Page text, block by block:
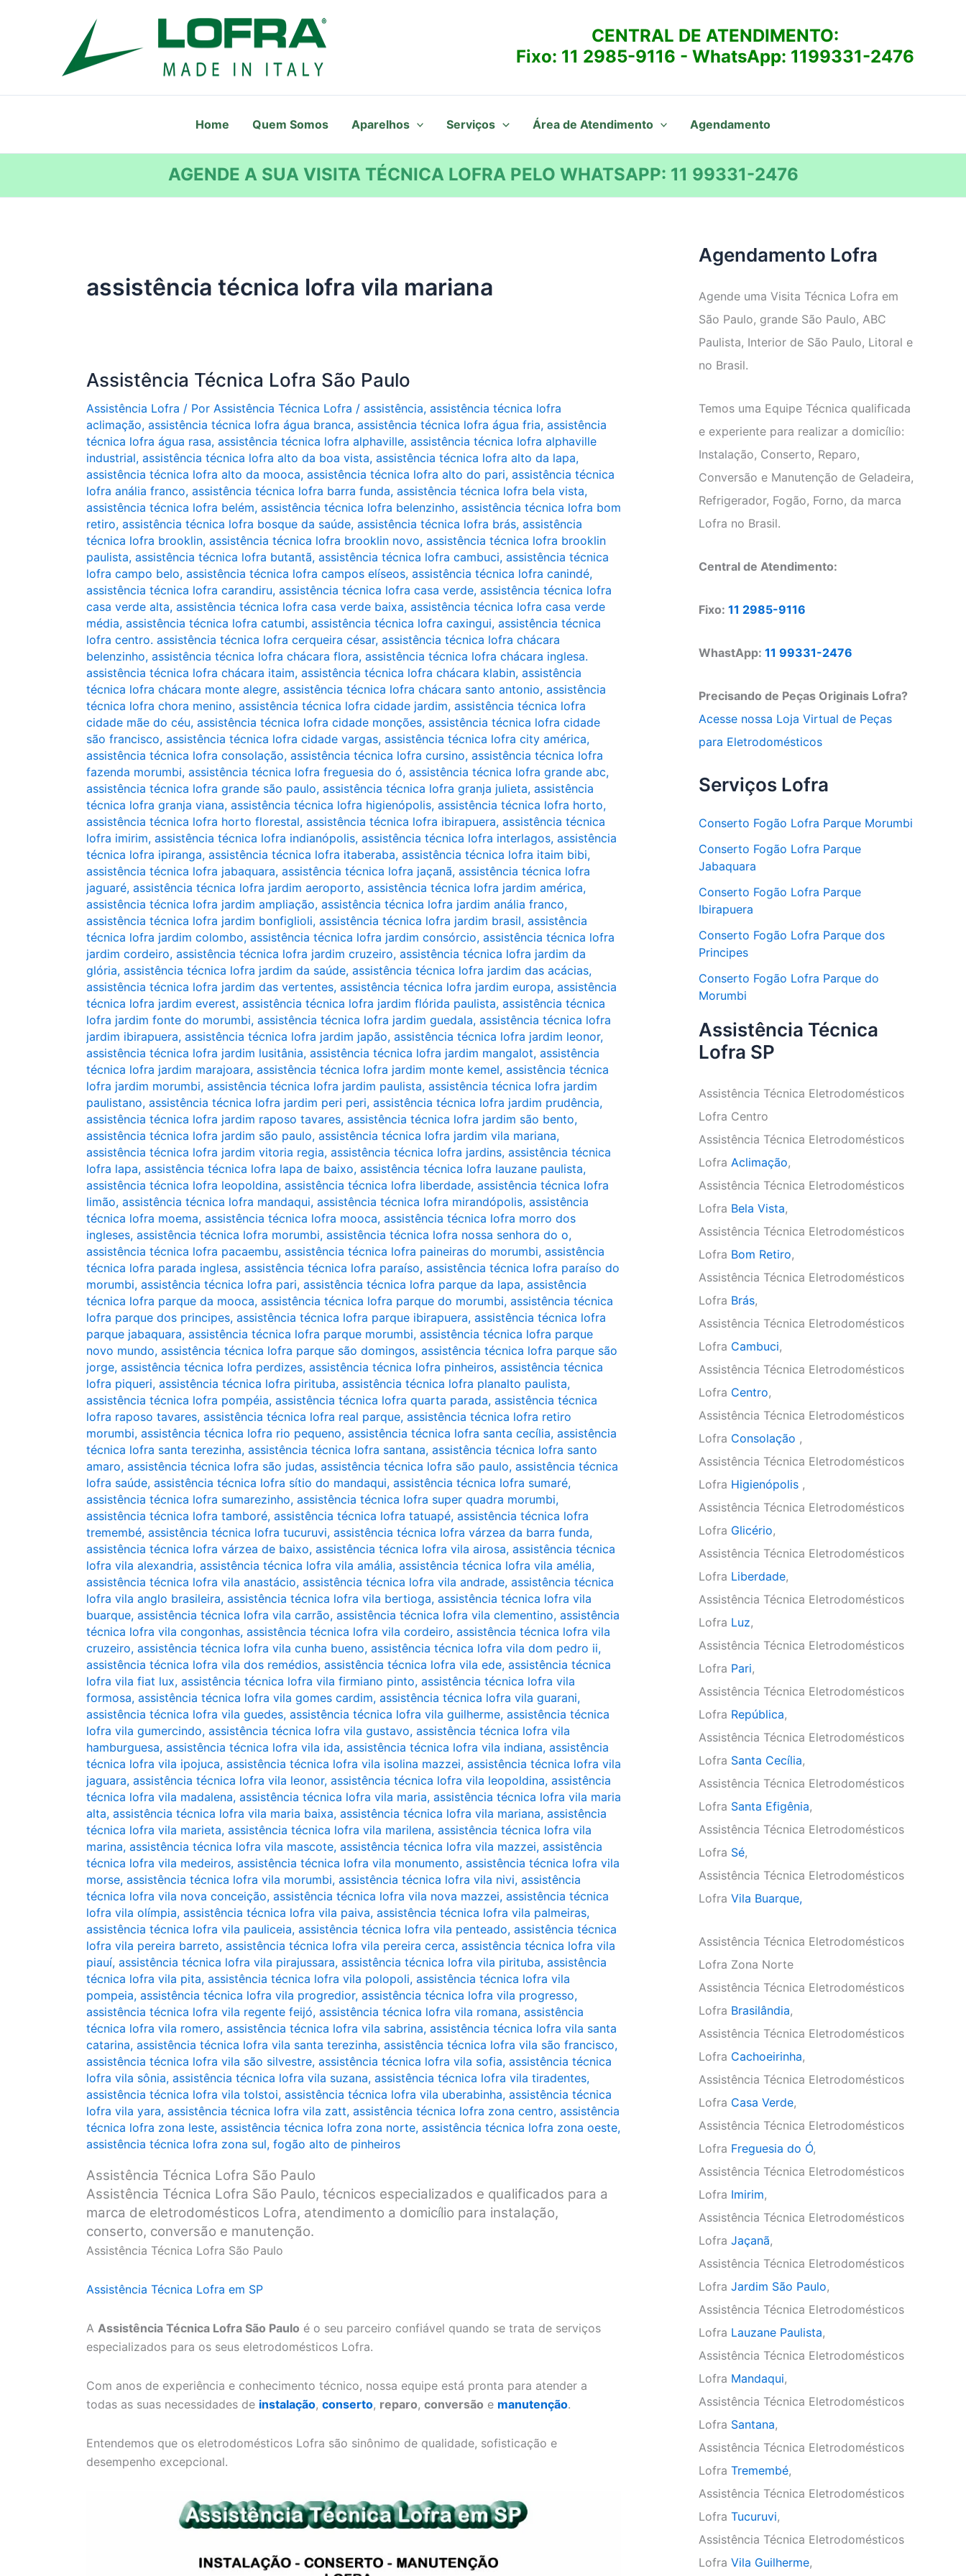
CENTRAL DE ATENDIMENTO:
Fixo: 11 2985-9116 - WhatsApp: 1199331-2476
Home Quem Somos Aparelhos Serviços Área de Atendimento Agendamento
AGENDE A SUA VISITA TÉCNICA LOFRA PELO WHATSAPP: 11 99331-2476
assistência técnica lofra vila mariana
Assistência Técnica Lofra São Paulo
Assistência Lofra / Por Assistência Técnica Lofra / assistência, assistência técnica lofra
aclimação, assistência técnica lofra água branca, assistência técnica lofra água fria, assistência
técnica lofra água rasa, assistência técnica lofra alphaville, assistência técnica lofra alphaville
industrial, assistência técnica lofra alto da boa vista, assistência técnica lofra alto da lapa,
assistência técnica lofra alto da mooca, assistência técnica lofra alto do pari, assistência técnica
lofra anália franco, assistência técnica lofra barra funda, assistência técnica lofra bela vista,
assistência técnica lofra belém, assistência técnica lofra belenzinho, assistência técnica lofra bom
retiro, assistência técnica lofra bosque da saúde, assistência técnica lofra brás, assistência
técnica lofra brooklin, assistência técnica lofra brooklin novo, assistência técnica lofra brooklin
paulista, assistência técnica lofra butantã, assistência técnica lofra cambuci, assistência técnica
lofra campo belo, assistência técnica lofra campos elíseos, assistência técnica lofra canindé,
assistência técnica lofra carandiru, assistência técnica lofra casa verde, assistência técnica lofra
casa verde alta, assistência técnica lofra casa verde baixa, assistência técnica lofra casa verde
média, assistência técnica lofra catumbi, assistência técnica lofra caxingui, assistência técnica
lofra centro. assistência técnica lofra cerqueira césar, assistência técnica lofra chácara
belenzinho, assistência técnica lofra chácara flora, assistência técnica lofra chácara inglesa.
assistência técnica lofra chácara itaim, assistência técnica lofra chácara klabin, assistência
técnica lofra chácara monte alegre, assistência técnica lofra chácara santo antonio, assistência
técnica lofra chora menino, assistência técnica lofra cidade jardim, assistência técnica lofra
cidade mãe do céu, assistência técnica lofra cidade monções, assistência técnica lofra cidade
são francisco, assistência técnica lofra cidade vargas, assistência técnica lofra city américa,
assistência técnica lofra consolação, assistência técnica lofra cursino, assistência técnica lofra
fazenda morumbi, assistência técnica lofra freguesia do ó, assistência técnica lofra grande abc,
assistência técnica lofra grande são paulo, assistência técnica lofra granja julieta, assistência
técnica lofra granja viana, assistência técnica lofra higienópolis, assistência técnica lofra horto,
assistência técnica lofra horto florestal, assistência técnica lofra ibirapuera, assistência técnica
lofra imirim, assistência técnica lofra indianópolis, assistência técnica lofra interlagos, assistência
técnica lofra ipiranga, assistência técnica lofra itaberaba, assistência técnica lofra itaim bibi,
assistência técnica lofra jabaquara, assistência técnica lofra jaçanã, assistência técnica lofra
jaguaré, assistência técnica lofra jardim aeroporto, assistência técnica lofra jardim américa,
assistência técnica lofra jardim ampliação, assistência técnica lofra jardim anália franco,
assistência técnica lofra jardim bonfiglioli, assistência técnica lofra jardim brasil, assistência
técnica lofra jardim colombo, assistência técnica lofra jardim consórcio, assistência técnica lofra
jardim cordeiro, assistência técnica lofra jardim cruzeiro, assistência técnica lofra jardim da
glória, assistência técnica lofra jardim da saúde, assistência técnica lofra jardim das acácias,
assistência técnica lofra jardim das vertentes, assistência técnica lofra jardim europa, assistência
técnica lofra jardim everest, assistência técnica lofra jardim flórida paulista, assistência técnica
lofra jardim fonte do morumbi, assistência técnica lofra jardim guedala, assistência técnica lofra
jardim ibirapuera, assistência técnica lofra jardim japão, assistência técnica lofra jardim leonor,
assistência técnica lofra jardim lusitânia, assistência técnica lofra jardim mangalot, assistência
técnica lofra jardim marajoara, assistência técnica lofra jardim monte kemel, assistência técnica
lofra jardim morumbi, assistência técnica lofra jardim paulista, assistência técnica lofra jardim
paulistano, assistência técnica lofra jardim peri peri, assistência técnica lofra jardim prudência,
assistência técnica lofra jardim raposo tavares, assistência técnica lofra jardim são bento,
assistência técnica lofra jardim são paulo, assistência técnica lofra jardim vila mariana,
assistência técnica lofra jardim vitoria regia, assistência técnica lofra jardins, assistência técnica
lofra lapa, assistência técnica lofra lapa de baixo, assistência técnica lofra lauzane paulista,
assistência técnica lofra leopoldina, assistência técnica lofra liberdade, assistência técnica lofra
limão, assistência técnica lofra mandaqui, assistência técnica lofra mirandópolis, assistência
técnica lofra moema, assistência técnica lofra mooca, assistência técnica lofra morro dos
ingleses, assistência técnica lofra morumbi, assistência técnica lofra nossa senhora do o,
assistência técnica lofra pacaembu, assistência técnica lofra paineiras do morumbi, assistência
técnica lofra parada inglesa, assistência técnica lofra paraíso, assistência técnica lofra paraíso do
morumbi, assistência técnica lofra pari, assistência técnica lofra parque da lapa, assistência
técnica lofra parque da mooca, assistência técnica lofra parque do morumbi, assistência técnica
lofra parque dos principes, assistência técnica lofra parque ibirapuera, assistência técnica lofra
parque jabaquara, assistência técnica lofra parque morumbi, assistência técnica lofra parque
novo mundo, assistência técnica lofra parque são domingos, assistência técnica lofra parque são
jorge, assistência técnica lofra perdizes, assistência técnica lofra pinheiros, assistência técnica
lofra piqueri, assistência técnica lofra pirituba, assistência técnica lofra planalto paulista,
assistência técnica lofra pompéia, assistência técnica lofra quarta parada, assistência técnica
lofra raposo tavares, assistência técnica lofra real parque, assistência técnica lofra retiro
morumbi, assistência técnica lofra rio pequeno, assistência técnica lofra santa cecília, assistência
técnica lofra santa terezinha, assistência técnica lofra santana, assistência técnica lofra santo
amaro, assistência técnica lofra são judas, assistência técnica lofra são paulo, assistência técnica
lofra saúde, assistência técnica lofra sítio do mandaqui, assistência técnica lofra sumaré,
assistência técnica lofra sumarezinho, assistência técnica lofra super quadra morumbi,
assistência técnica lofra tamboré, assistência técnica lofra tatuapé, assistência técnica lofra
tremembé, assistência técnica lofra tucuruvi, assistência técnica lofra várzea da barra funda,
assistência técnica lofra várzea de baixo, assistência técnica lofra vila airosa, assistência técnica
lofra vila alexandria, assistência técnica lofra vila amália, assistência técnica lofra vila amélia,
assistência técnica lofra vila anastácio, assistência técnica lofra vila andrade, assistência técnica
lofra vila anglo brasileira, assistência técnica lofra vila bertioga, assistência técnica lofra vila
buarque, assistência técnica lofra vila carrão, assistência técnica lofra vila clementino, assistência
técnica lofra vila congonhas, assistência técnica lofra vila cordeiro, assistência técnica lofra vila
cruzeiro, assistência técnica lofra vila cunha bueno, assistência técnica lofra vila dom pedro ii,
assistência técnica lofra vila dos remédios, assistência técnica lofra vila ede, assistência técnica
lofra vila fiat lux, assistência técnica lofra vila firmiano pinto, assistência técnica lofra vila
formosa, assistência técnica lofra vila gomes cardim, assistência técnica lofra vila guarani,
assistência técnica lofra vila guedes, assistência técnica lofra vila guilherme, assistência técnica
lofra vila gumercindo, assistência técnica lofra vila gustavo, assistência técnica lofra vila
hamburguesa, assistência técnica lofra vila ida, assistência técnica lofra vila indiana, assistência
técnica lofra vila ipojuca, assistência técnica lofra vila isolina mazzei, assistência técnica lofra vila
jaguara, assistência técnica lofra vila leonor, assistência técnica lofra vila leopoldina, assistência
técnica lofra vila madalena, assistência técnica lofra vila maria, assistência técnica lofra vila maria
alta, assistência técnica lofra vila maria baixa, assistência técnica lofra vila mariana, assistência
técnica lofra vila marieta, assistência técnica lofra vila marilena, assistência técnica lofra vila
marina, assistência técnica lofra vila mascote, assistência técnica lofra vila mazzei, assistência
técnica lofra vila medeiros, assistência técnica lofra vila monumento, assistência técnica lofra vila
morse, assistência técnica lofra vila morumbi, assistência técnica lofra vila nivi, assistência
técnica lofra vila nova conceição, assistência técnica lofra vila nova mazzei, assistência técnica
lofra vila olímpia, assistência técnica lofra vila paiva, assistência técnica lofra vila palmeiras,
assistência técnica lofra vila pauliceia, assistência técnica lofra vila penteado, assistência técnica
lofra vila pereira barreto, assistência técnica lofra vila pereira cerca, assistência técnica lofra vila
piauí, assistência técnica lofra vila pirajussara, assistência técnica lofra vila pirituba, assistência
técnica lofra vila pita, assistência técnica lofra vila polopoli, assistência técnica lofra vila
pompeia, assistência técnica lofra vila progredior, assistência técnica lofra vila progresso,
assistência técnica lofra vila regente feijó, assistência técnica lofra vila romana, assistência
técnica lofra vila romero, assistência técnica lofra vila sabrina, assistência técnica lofra vila santa
catarina, assistência técnica lofra vila santa terezinha, assistência técnica lofra vila são francisco,
assistência técnica lofra vila são silvestre, assistência técnica lofra vila sofia, assistência técnica
lofra vila sônia, assistência técnica lofra vila suzana, assistência técnica lofra vila tiradentes,
assistência técnica lofra vila tolstoi, assistência técnica lofra vila uberabinha, assistência técnica
lofra vila yara, assistência técnica lofra vila zatt, assistência técnica lofra zona centro, assistência
técnica lofra zona leste, assistência técnica lofra zona norte, assistência técnica lofra zona oeste,
assistência técnica lofra zona sul, fogão alto de pinheiros
Assistência Técnica Lofra São Paulo
Assistência Técnica Lofra São Paulo, técnicos especializados e qualificados para a
marca de eletrodomésticos Lofra, atendimento a domicílio para instalação,
conserto, conversão e manutenção.
Assistência Técnica Lofra São Paulo
Assistência Técnica Lofra em SP
A Assistência Técnica Lofra São Paulo é o seu parceiro confiável quando se trata de serviços
especializados para os seus eletrodomésticos Lofra.
Com anos de experiência e conhecimento técnico, nossa equipe está pronta para atender a
todas as suas necessidades de instalação, conserto, reparo, conversão e manutenção.
Entendemos que os eletrodomésticos Lofra são sinônimo de qualidade, sofisticação e
desempenho excepcional.
Agendamento Lofra
Agende uma Visita Técnica Lofra em
São Paulo, grande São Paulo, ABC
Paulista, Interior de São Paulo, Litoral e
no Brasil.
Temos uma Equipe Técnica qualificada
e experiente para realizar a domicílio:
Instalação, Conserto, Reparo,
Conversão e Manutenção de Geladeira,
Refrigerador, Fogão, Forno, da marca
Lofra no Brasil.
Central de Atendimento:
Fixo: 11 2985-9116
WhastApp: 11 99331-2476
Precisando de Peças Originais Lofra?
Acesse nossa Loja Virtual de Peças
para Eletrodomésticos
Serviços Lofra
Conserto Fogão Lofra Parque Morumbi
Conserto Fogão Lofra Parque
Jabaquara
Conserto Fogão Lofra Parque
Ibirapuera
Conserto Fogão Lofra Parque dos
Principes
Conserto Fogão Lofra Parque do
Morumbi
Assistência Técnica
Lofra SP
Assistência Técnica Eletrodomésticos
Lofra Centro
Assistência Técnica Eletrodomésticos
Lofra Aclimação,
Assistência Técnica Eletrodomésticos
Lofra Bela Vista,
Assistência Técnica Eletrodomésticos
Lofra Bom Retiro,
Assistência Técnica Eletrodomésticos
Lofra Brás,
Assistência Técnica Eletrodomésticos
Lofra Cambuci,
Assistência Técnica Eletrodomésticos
Lofra Centro,
Assistência Técnica Eletrodomésticos
Lofra Consolação ,
Assistência Técnica Eletrodomésticos
Lofra Higienópolis ,
Assistência Técnica Eletrodomésticos
Lofra Glicério,
Assistência Técnica Eletrodomésticos
Lofra Liberdade,
Assistência Técnica Eletrodomésticos
Lofra Luz,
Assistência Técnica Eletrodomésticos
Lofra Pari,
Assistência Técnica Eletrodomésticos
Lofra República,
Assistência Técnica Eletrodomésticos
Lofra Santa Cecília,
Assistência Técnica Eletrodomésticos
Lofra Santa Efigênia,
Assistência Técnica Eletrodomésticos
Lofra Sé,
Assistência Técnica Eletrodomésticos
Lofra Vila Buarque,
Assistência Técnica Eletrodomésticos
Lofra Zona Norte
Assistência Técnica Eletrodomésticos
Lofra Brasilândia,
Assistência Técnica Eletrodomésticos
Lofra Cachoeirinha,
Assistência Técnica Eletrodomésticos
Lofra Casa Verde,
Assistência Técnica Eletrodomésticos
Lofra Freguesia do Ó,
Assistência Técnica Eletrodomésticos
Lofra Imirim,
Assistência Técnica Eletrodomésticos
Lofra Jaçanã,
Assistência Técnica Eletrodomésticos
Lofra Jardim São Paulo,
Assistência Técnica Eletrodomésticos
Lofra Lauzane Paulista,
Assistência Técnica Eletrodomésticos
Lofra Mandaqui,
Assistência Técnica Eletrodomésticos
Lofra Santana,
Assistência Técnica Eletrodomésticos
Lofra Tremembé,
Assistência Técnica Eletrodomésticos
Lofra Tucuruvi,
Assistência Técnica Eletrodomésticos
Lofra Vila Guilherme,